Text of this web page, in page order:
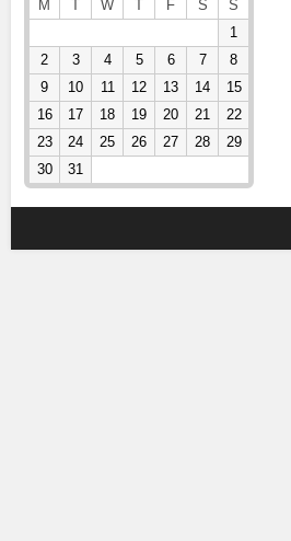
M
T W T F S
S
1
2
3 4 5 6 7
8
9
10 11 12 13 14
15
16
17 18 19 20 21
22
23
24 25 26 27 28
29
30
31